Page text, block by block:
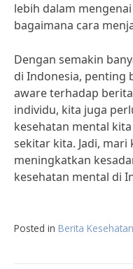
lebih dalam
bagaimana cara
Dengan semakin
di Indonesia, penting
aware terhadap
individu, kita juga
kesehatan mental
sekitar kita. Jadi, mari
meningkatkan
kesehatan mental di
Posted in Berita Kesehatan